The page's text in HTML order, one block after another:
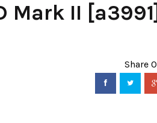
Mark II [a3991]